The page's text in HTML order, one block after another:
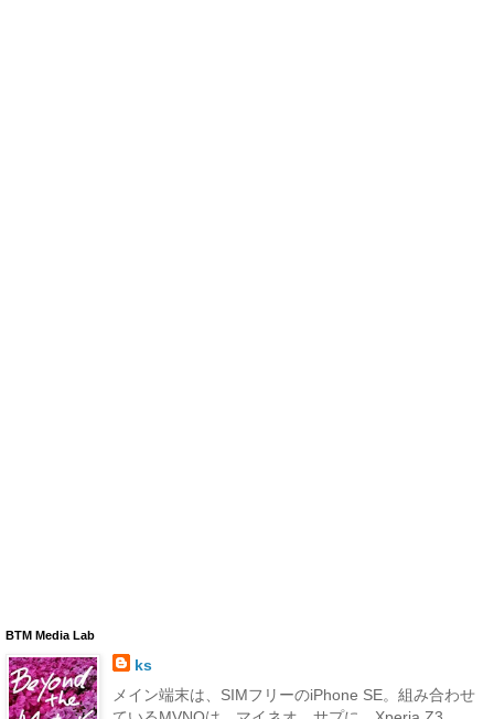
BTM Media Lab
ks
メイン端末は、SIMフリーのiPhone SE。組み合わせ